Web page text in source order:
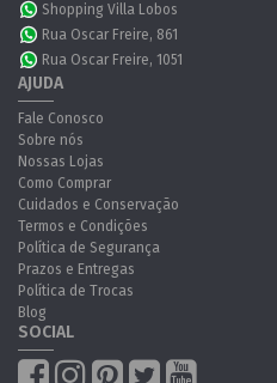
Shopping Villa Lobos
Rua Oscar Freire, 861
Rua Oscar Freire, 1051
AJUDA
Fale Conosco
Sobre nós
Nossas Lojas
Como Comprar
Cuidados e Conservação
Termos e Condições
Política de Segurança
Prazos e Entregas
Política de Trocas
Blog
SOCIAL